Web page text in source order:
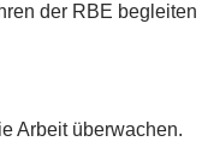
der RBE
Arbeit überwachen.